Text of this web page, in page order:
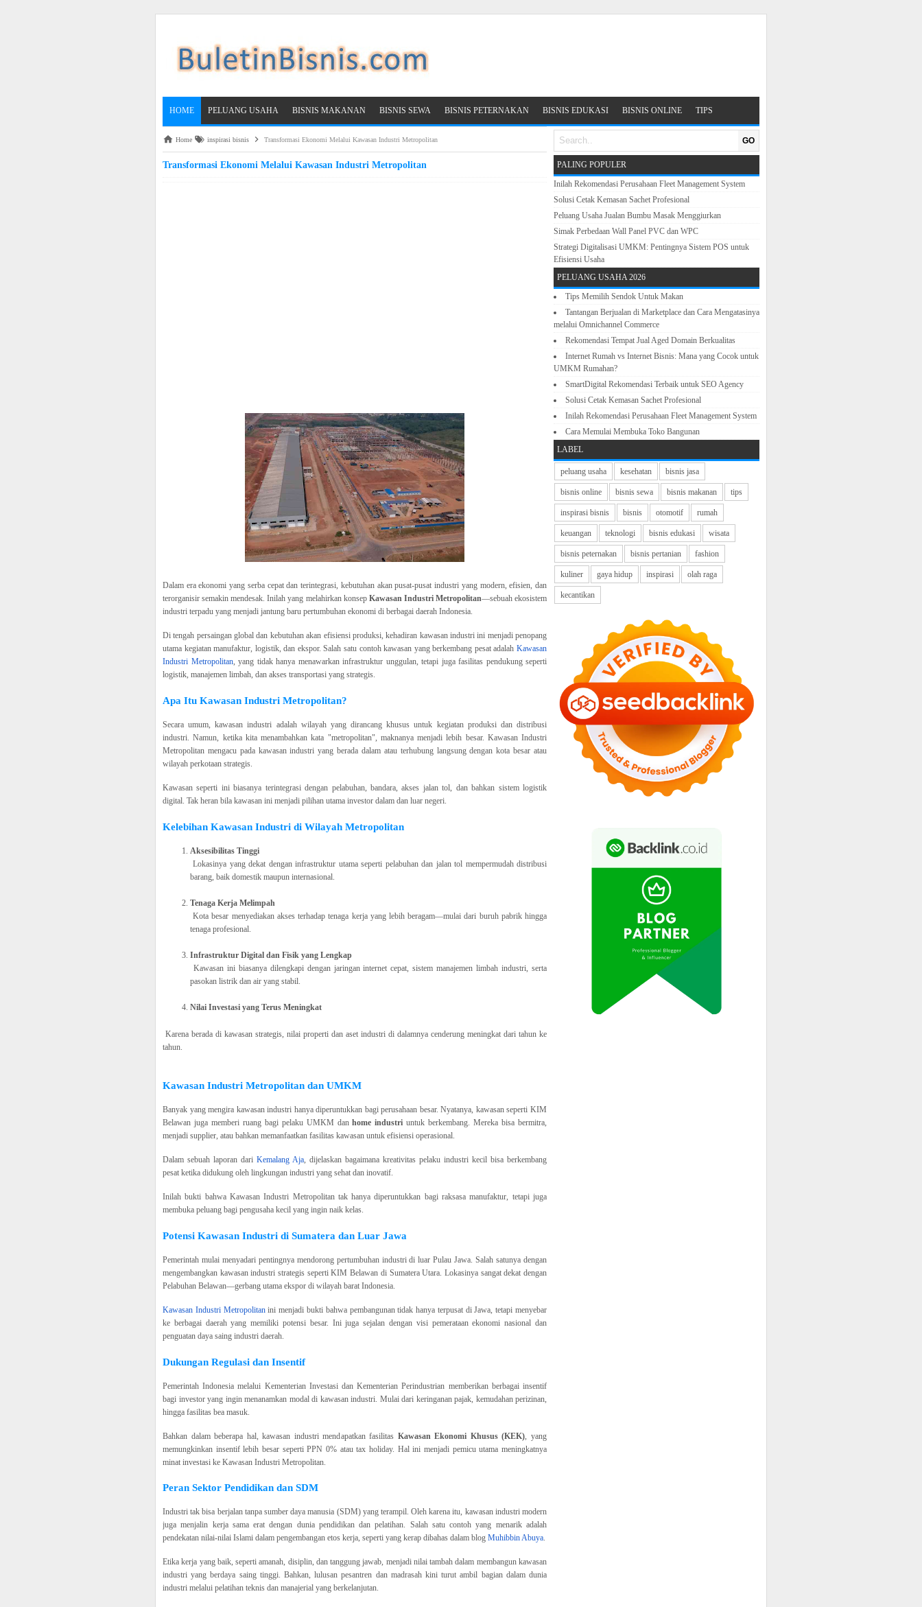
HOME PELUANG USAHA BISNIS MAKANAN BISNIS SEWA BISNIS PETERNAKAN BISNIS EDUKASI BISNIS ONLINE TIPS
Home inspirasi bisnis Transformasi Ekonomi Melalui Kawasan Industri Metropolitan
Transformasi Ekonomi Melalui Kawasan Industri Metropolitan
Dalam era ekonomi yang serba cepat dan terintegrasi, kebutuhan akan pusat-pusat industri yang modern, efisien, dan
terorganisir semakin mendesak. Inilah yang melahirkan konsep Kawasan Industri Metropolitan—sebuah ekosistem
industri terpadu yang menjadi jantung baru pertumbuhan ekonomi di berbagai daerah Indonesia.
Di tengah persaingan global dan kebutuhan akan efisiensi produksi, kehadiran kawasan industri ini menjadi penopang
utama kegiatan manufaktur, logistik, dan ekspor. Salah satu contoh kawasan yang berkembang pesat adalah Kawasan
Industri Metropolitan, yang tidak hanya menawarkan infrastruktur unggulan, tetapi juga fasilitas pendukung seperti
logistik, manajemen limbah, dan akses transportasi yang strategis.
Apa Itu Kawasan Industri Metropolitan?
Secara umum, kawasan industri adalah wilayah yang dirancang khusus untuk kegiatan produksi dan distribusi
industri. Namun, ketika kita menambahkan kata "metropolitan", maknanya menjadi lebih besar. Kawasan Industri
Metropolitan mengacu pada kawasan industri yang berada dalam atau terhubung langsung dengan kota besar atau
wilayah perkotaan strategis.
Kawasan seperti ini biasanya terintegrasi dengan pelabuhan, bandara, akses jalan tol, dan bahkan sistem logistik
digital. Tak heran bila kawasan ini menjadi pilihan utama investor dalam dan luar negeri.
Kelebihan Kawasan Industri di Wilayah Metropolitan
Aksesibilitas Tinggi
Lokasinya yang dekat dengan infrastruktur utama seperti pelabuhan dan jalan tol mempermudah distribusi
barang, baik domestik maupun internasional.
Tenaga Kerja Melimpah
Kota besar menyediakan akses terhadap tenaga kerja yang lebih beragam—mulai dari buruh pabrik hingga
tenaga profesional.
Infrastruktur Digital dan Fisik yang Lengkap
Kawasan ini biasanya dilengkapi dengan jaringan internet cepat, sistem manajemen limbah industri, serta
pasokan listrik dan air yang stabil.
Nilai Investasi yang Terus Meningkat
Karena berada di kawasan strategis, nilai properti dan aset industri di dalamnya cenderung meningkat dari tahun ke
tahun.
Kawasan Industri Metropolitan dan UMKM
Banyak yang mengira kawasan industri hanya diperuntukkan bagi perusahaan besar. Nyatanya, kawasan seperti KIM
Belawan juga memberi ruang bagi pelaku UMKM danhome industri untuk berkembang. Mereka bisa bermitra,
menjadi supplier, atau bahkan memanfaatkan fasilitas kawasan untuk efisiensi operasional.
Dalam sebuah laporan dari Kemalang Aja, dijelaskan bagaimana kreativitas pelaku industri kecil bisa berkembang
pesat ketika didukung oleh lingkungan industri yang sehat dan inovatif.
Inilah bukti bahwa Kawasan Industri Metropolitan tak hanya diperuntukkan bagi raksasa manufaktur, tetapi juga
membuka peluang bagi pengusaha kecil yang ingin naik kelas.
Potensi Kawasan Industri di Sumatera dan Luar Jawa
Pemerintah mulai menyadari pentingnya mendorong pertumbuhan industri di luar Pulau Jawa. Salah satunya dengan
mengembangkan kawasan industri strategis seperti KIM Belawan di Sumatera Utara. Lokasinya sangat dekat dengan
Pelabuhan Belawan—gerbang utama ekspor di wilayah barat Indonesia.
Kawasan Industri Metropolitanini menjadi bukti bahwa pembangunan tidak hanya terpusat di Jawa, tetapi menyebar
ke berbagai daerah yang memiliki potensi besar. Ini juga sejalan dengan visi pemerataan ekonomi nasional dan
penguatan daya saing industri daerah.
Dukungan Regulasi dan Insentif
Pemerintah Indonesia melalui Kementerian Investasi dan Kementerian Perindustrian memberikan berbagai insentif
bagi investor yang ingin menanamkan modal di kawasan industri. Mulai dari keringanan pajak, kemudahan perizinan,
hingga fasilitas bea masuk.
Bahkan dalam beberapa hal, kawasan industri mendapatkan fasilitas Kawasan Ekonomi Khusus (KEK) , yang
memungkinkan insentif lebih besar seperti PPN 0% atau tax holiday. Hal ini menjadi pemicu utama meningkatnya
minat investasi ke Kawasan Industri Metropolitan.
Peran Sektor Pendidikan dan SDM
Industri tak bisa berjalan tanpa sumber daya manusia (SDM) yang terampil. Oleh karena itu, kawasan industri modern
juga menjalin kerja sama erat dengan dunia pendidikan dan pelatihan. Salah satu contoh yang menarik adalah
pendekatan nilai-nilai Islami dalam pengembangan etos kerja, seperti yang kerap dibahas dalam blog Muhibbin Abuya.
Etika kerja yang baik, seperti amanah, disiplin, dan tanggung jawab, menjadi nilai tambah dalam membangun kawasan
industri yang berdaya saing tinggi. Bahkan, lulusan pesantren dan madrasah kini turut ambil bagian dalam dunia
industri melalui pelatihan teknis dan manajerial yang berkelanjutan.
GO
PALING POPULER
Inilah Rekomendasi Perusahaan Fleet Management System
Solusi Cetak Kemasan Sachet Profesional
Peluang Usaha Jualan Bumbu Masak Menggiurkan
Simak Perbedaan Wall Panel PVC dan WPC
Strategi Digitalisasi UMKM: Pentingnya Sistem POS untuk
Efisiensi Usaha
PELUANG USAHA 2026
Tips Memilih Sendok Untuk Makan
Tantangan Berjualan di Marketplace dan Cara Mengatasinya
melalui Omnichannel Commerce
Rekomendasi Tempat Jual Aged Domain Berkualitas
Internet Rumah vs Internet Bisnis: Mana yang Cocok untuk
UMKM Rumahan?
SmartDigital Rekomendasi Terbaik untuk SEO Agency
Solusi Cetak Kemasan Sachet Profesional
Inilah Rekomendasi Perusahaan Fleet Management System
Cara Memulai Membuka Toko Bangunan
LABEL
peluang usaha kesehatan bisnis jasa
bisnis online bisnis sewa bisnis makanan tips
inspirasi bisnis bisnis otomotif rumah
keuangan teknologi bisnis edukasi wisata
bisnis peternakan bisnis pertanian fashion
kuliner gaya hidup inspirasi olah raga
kecantikan